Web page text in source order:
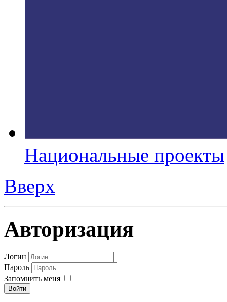
Национальные проекты
Вверх
Авторизация
Логин
Пароль
Запомнить меня
Войти